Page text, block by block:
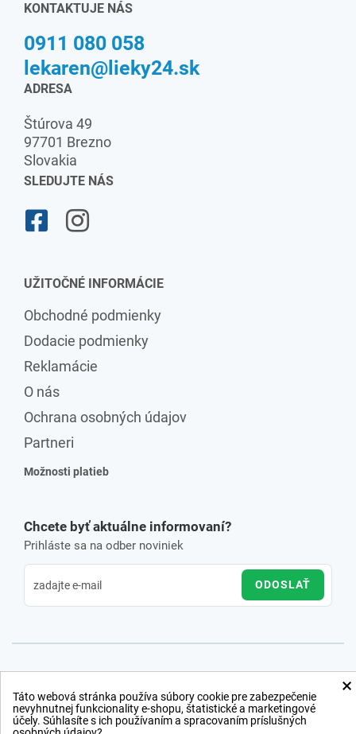
KONTAKTUJE NÁS
0911 080 058
lekaren@lieky24.sk
ADRESA
Štúrova 49
97701 Brezno
Slovakia
SLEDUJTE NÁS
UŽITOČNÉ INFORMÁCIE
Obchodné podmienky
Dodacie podmienky
Reklamácie
O nás
Ochrana osobných údajov
Partneri
Možnosti platieb
Chcete byť aktuálne informovaní?
Prihláste sa na odber noviniek
ODOSLAŤ
×
Táto webová stránka používa súbory cookie pre zabezpečenie
nevyhnutnej funkcionality e-shopu, štatistické a marketingové
účely. Súhlasíte s ich používaním a spracovaním príslušných